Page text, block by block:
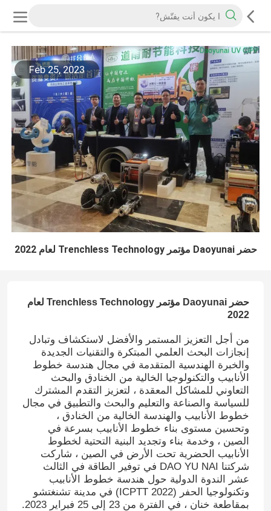
Feb 25, 2023
حضر Daoyunai مؤتمر Trenchless Technology لعام 2022
حضر Daoyunai مؤتمر Trenchless Technology لعام
2022
من أجل التعزيز المستمر والأفضل لاستكشاف وتبادل
إنجازات البحث العلمي المبتكرة والتقنيات الجديدة
والخبرة الهندسية المتقدمة في مجال هندسة خطوط
الأنابيب والتكنولوجيا الخالية من الخنادق والبحث
التعاوني للمشاكل المعقدة ، لتعزيز التقدم المشترك
للسياسة والصناعة والتعليم والبحث والتطبيق في مجال
خطوط الأنابيب والهندسة الخالية من الخنادق ،
وتحسين مستوى بناء خطوط الأنابيب بسرعة في
الصين ، وخدمة بناء وتجديد البنية التحتية لخطوط
الأنابيب الحضرية تحت الأرض في الصين ، شاركت
شركتنا DAO YU NAI في توفير الطاقة في الثالث
عشر الندوة الدولية حول هندسة خطوط الأنابيب
وتكنولوجيا الحفر (ICPTT 2022) في مدينة تشنغتشو
بمقاطعة خنان ، في الفترة من 23 إلى 25 فبراير 2023.